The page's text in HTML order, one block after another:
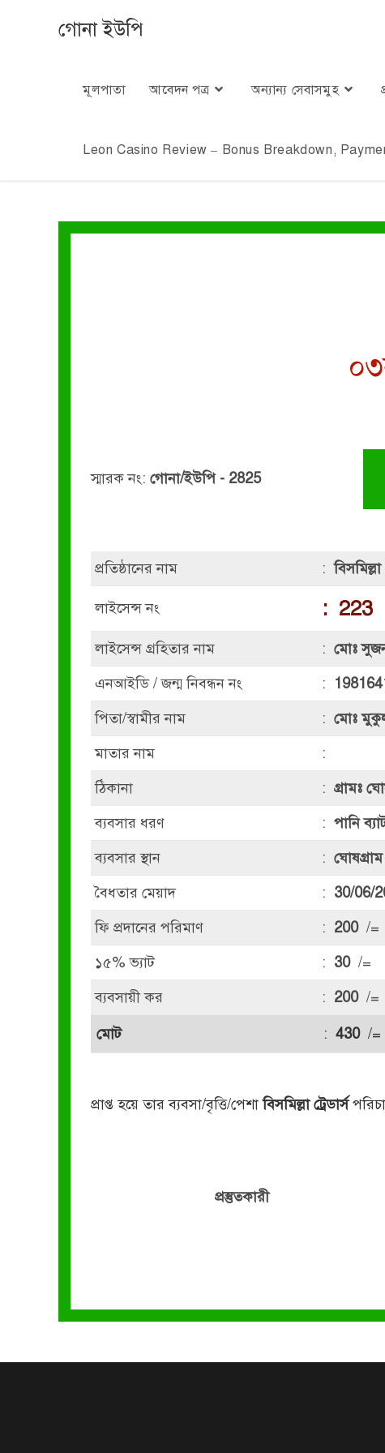
গোনা ইউপি
মূলপাতা আবেদন পত্র অন্যান্য সেবাসমুহ
Leon Casino Review – Bonus Breakdown,
স্মারক নং: গোনা/ইউপি - 2825
প্রতিষ্ঠানের নাম :বিসমিল্লা
লাইসেন্স নং : 223
লাইসেন্স গ্রহিতার নাম : মোঃ
এনআইডি / জন্ম নিবন্ধন নং
:
পিতা/স্বামীর নাম
: মোঃ
মাতার নাম
:
ঠিকানা
: গ্রামঃ
ব্যবসার ধরণ
: পানি
ব্যবসার স্থান
:
বৈধতার মেয়াদ
: 30/06/
ফি প্রদানের পরিমাণ
: 200/=
১৫% ভ্যাট
: 30/=
ব্যবসায়ী কর
: 200/=
মোট : 430/=
প্রাপ্ত হয়ে তার ব্যবসা/বৃত্তি/পেশাবিসমিল্লা ট্রেডার্স
প্রস্তুতকারী